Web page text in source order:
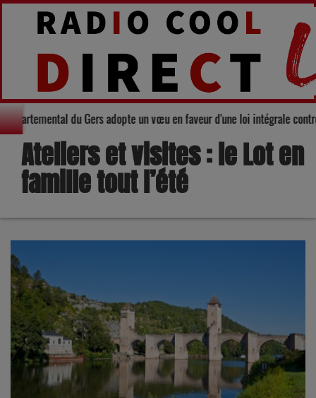
Conseil départemental du Gers adopte un vœu en faveur d'une loi
Ateliers et visites : le Lot en
famille tout l’été